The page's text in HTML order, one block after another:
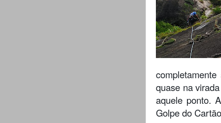
quase na
aquele ponto.
Golpe do